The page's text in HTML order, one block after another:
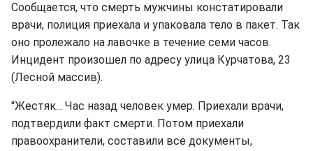
Сообщается, что смерть мужчины констатировали
врачи, полиция приехала и упаковала тело в пакет. Так
оно пролежало на лавочке в течение семи часов.
Инцидент произошел по адресу улица Курчатова, 23
(Лесной массив).
"Жестяк... Час назад человек умер. Приехали врачи,
подтвердили факт смерти. Потом приехали
правоохранители, составили все документы,